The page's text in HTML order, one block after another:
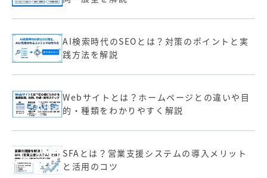
AI検索時代のSEOとは？対策のポイントと実
践方法を解説
Webサイトとは？ホームページとの違いや目
的・種類をわかりやすく解説
SFAとは？営業支援システムの導入メリット
と活用のコツ